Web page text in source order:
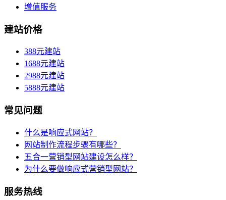
增值服务
建站价格
388元建站
1688元建站
2988元建站
5888元建站
常见问题
什么是响应式网站？
网站制作流程步骤有哪些？
五合一营销型网站建设怎么样？
为什么要做响应式营销型网站？
服务热线